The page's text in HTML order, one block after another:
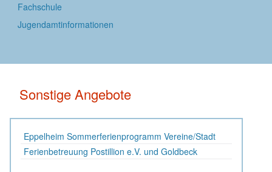
Fachschule
Jugendamtinformationen
Sonstige Angebote
Eppelheim Sommerferienprogramm Vereine/Stadt
Ferienbetreuung Postillion e.V. und Goldbeck